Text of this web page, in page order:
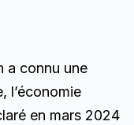
a connu une
l’économie
en mars 2024